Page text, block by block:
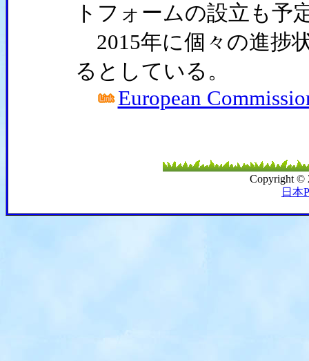
トフォームの設立も予
2015年に個々の進捗
るとしている。
European
Copyright ©
日本